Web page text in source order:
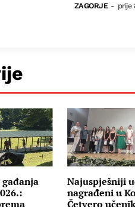
ZAGORJE - prije
Najuspješniji
nagrađeni u
Četvero